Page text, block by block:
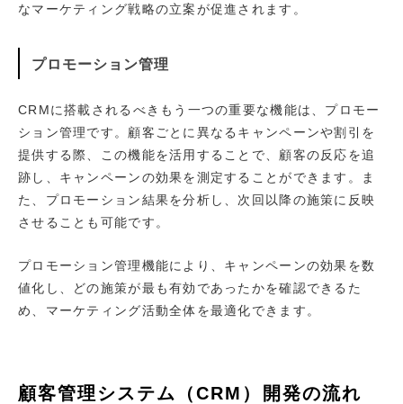
なマーケティング戦略の立案が促進されます。
プロモーション管理
CRMに搭載されるべきもう一つの重要な機能は、プロモー
ション管理です。顧客ごとに異なるキャンペーンや割引を
提供する際、この機能を活用することで、顧客の反応を追
跡し、キャンペーンの効果を測定することができます。ま
た、プロモーション結果を分析し、次回以降の施策に反映
させることも可能です。
プロモーション管理機能により、キャンペーンの効果を数
値化し、どの施策が最も有効であったかを確認できるた
め、マーケティング活動全体を最適化できます。
顧客管理システム（CRM）開発の流れ